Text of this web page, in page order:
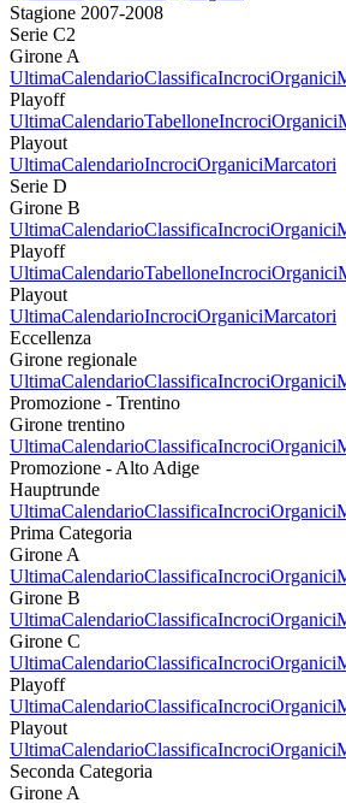
Stagione 2007-2008
Serie C2
Girone A
UltimaCalendarioClassificaIncrociOrganici
Playoff
UltimaCalendarioTabelloneIncrociOrganici
Playout
UltimaCalendarioIncrociOrganiciMarcatori
Serie D
Girone B
UltimaCalendarioClassificaIncrociOrganici
Playoff
UltimaCalendarioTabelloneIncrociOrganici
Playout
UltimaCalendarioIncrociOrganiciMarcatori
Eccellenza
Girone regionale
UltimaCalendarioClassificaIncrociOrganici
Promozione - Trentino
Girone trentino
UltimaCalendarioClassificaIncrociOrganici
Promozione - Alto Adige
Hauptrunde
UltimaCalendarioClassificaIncrociOrganici
Prima Categoria
Girone A
UltimaCalendarioClassificaIncrociOrganici
Girone B
UltimaCalendarioClassificaIncrociOrganici
Girone C
UltimaCalendarioClassificaIncrociOrganici
Playoff
UltimaCalendarioClassificaIncrociOrganici
Playout
UltimaCalendarioClassificaIncrociOrganici
Seconda Categoria
Girone A